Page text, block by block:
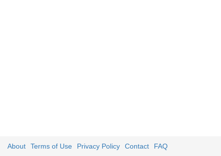
About Terms of Use Privacy Policy Contact FAQ